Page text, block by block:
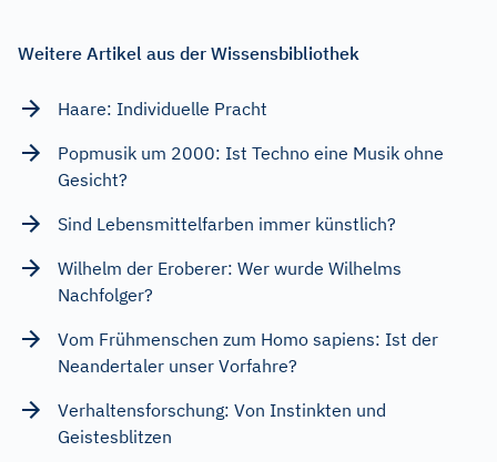
Weitere Artikel aus der Wissensbibliothek
Haare: Individuelle Pracht
Popmusik um 2000: Ist Techno eine Musik ohne
Gesicht?
Sind Lebensmittelfarben immer künstlich?
Wilhelm der Eroberer: Wer wurde Wilhelms
Nachfolger?
Vom Frühmenschen zum Homo sapiens: Ist der
Neandertaler unser Vorfahre?
Verhaltensforschung: Von Instinkten und
Geistesblitzen